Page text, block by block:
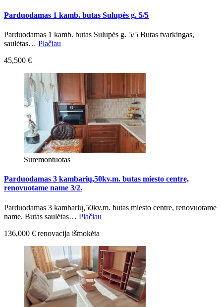
Parduodamas 1 kamb. butas Sulupės g. 5/5
Parduodamas 1 kamb. butas Sulupės g. 5/5 Butas tvarkingas,
saulėtas… Plačiau
45,500 €
Suremontuotas
Parduodamas 3 kambarių,50kv.m. butas miesto centre,
renovuotame name 3/2.
Parduodamas 3 kambarių,50kv.m. butas miesto centre, renovuotame
name. Butas saulėtas… Plačiau
136,000 € renovacija išmokėta